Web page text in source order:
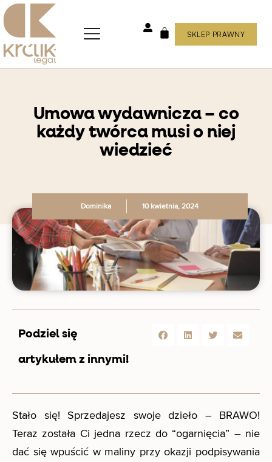
Skip
to
content
WÓZEK
SKLEP PRAWNY
Umowa wydawnicza – co
każdy twórca musi o niej
wiedzieć
Dominika 10 kwietnia, 2024
Podziel się
artykułem z innymi!
Stało się! Sprzedajesz swoje dzieło – BRAWO!
Teraz została Ci jedna rzecz do “ogarnięcia” – nie
dać się wpuścić w maliny przy okazji podpisywania